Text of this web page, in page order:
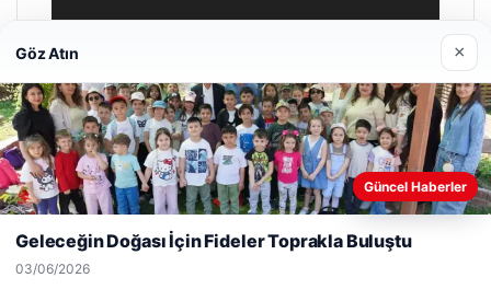
Hastaş Beton
26/05/2026
Web sitemizi nasıl kullandığınızı daha iyi anlayabilmek,
deneyiminizi kişiselleştirmek ve geliştirmek amacıyla çerezler
Çerez Politikamız
Reddet Kabul Et
Göz Atın ×
Güncel Haberler
Geleceğin Doğası İçin Fideler Toprakla Buluştu
03/06/2026